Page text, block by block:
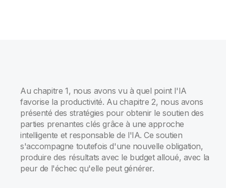
Au chapitre 1, nous avons vu à quel point l'IA
favorise la productivité. Au chapitre 2, nous avons
présenté des stratégies pour obtenir le soutien des
parties prenantes clés grâce à une approche
intelligente et responsable de l'IA. Ce soutien
s'accompagne toutefois d'une nouvelle obligation,
produire des résultats avec le budget alloué, avec la
peur de l'échec qu'elle peut générer.